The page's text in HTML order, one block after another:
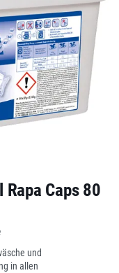
Caps 80
und
in allen